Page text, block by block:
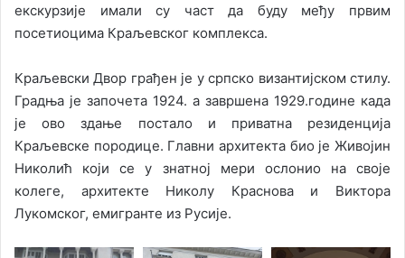
екскурзије имали су част да буду међу првим
посетиоцима Краљевског комплекса.
Краљевски Двор грађен је у српско византијском стилу.
Градња је започета 1924. а завршена 1929.године када
је ово здање постало и приватна резиденција
Краљевске породице. Главни архитекта био је Живојин
Николић који се у знатној мери ослонио на своје
колеге, архитекте Николу Краснова и Виктора
Лукомског, емигранте из Русије.